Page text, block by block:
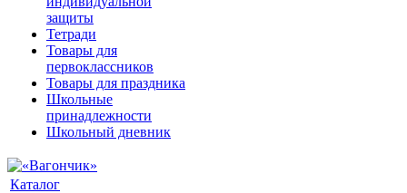
защиты
Тетради
Товары для
первоклассников
Товары для праздника
Школьные
принадлежности
Школьный дневник
Каталог